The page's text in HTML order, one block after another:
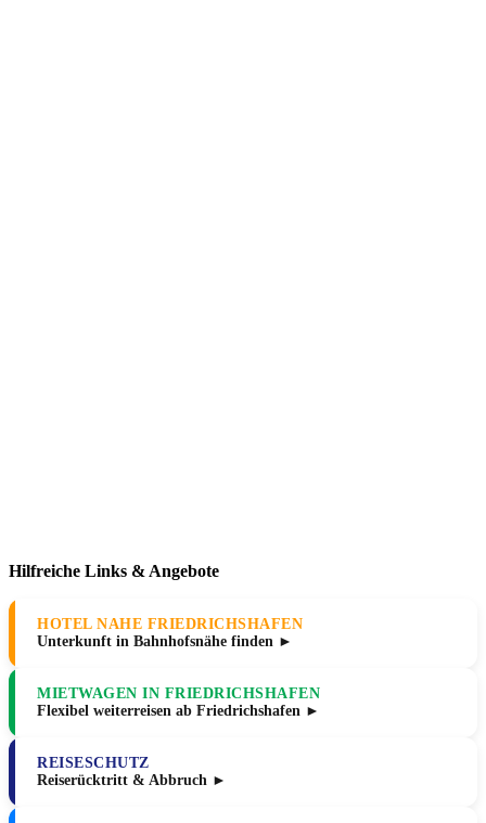
Hilfreiche Links & Angebote
HOTEL NAHE FRIEDRICHSHAFEN
Unterkunft in Bahnhofsnähe finden ►
MIETWAGEN IN FRIEDRICHSHAFEN
Flexibel weiterreisen ab Friedrichshafen ►
REISESCHUTZ
Reiserücktritt & Abbruch ►